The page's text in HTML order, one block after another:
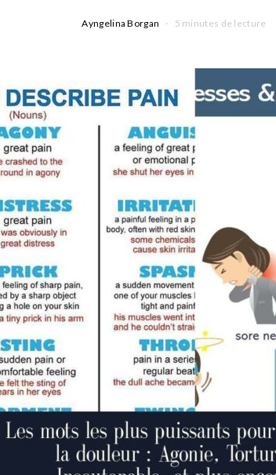
Ayngelina Borgan 5 minutes de lecture